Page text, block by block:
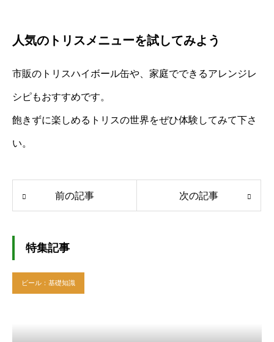
人気のトリスメニューを試してみよう
市販のトリスハイボール缶や、家庭でできるアレンジレ
シピもおすすめです。
飽きずに楽しめるトリスの世界をぜひ体験してみて下さ
い。
前の記事 次の記事
特集記事
ビール：基礎知識